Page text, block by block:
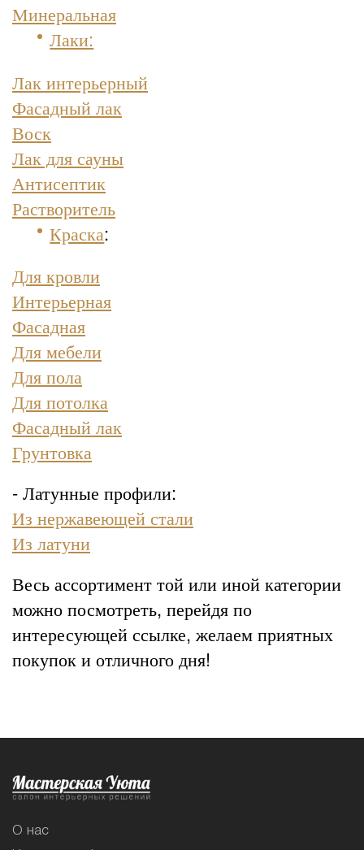
Минеральная
Лаки:
Лак интерьерный
Фасадный лак
Воск
Лак для сауны
Антисептик
Растворитель
Краска:
Для кровли
Интерьерная
Фасадная
Для мебели
Для пола
Для потолка
Фасадный лак
Грунтовка
- Латунные профили:
Из нержавеющей стали
Из латуни
Весь ассортимент той или иной категории
можно посмотреть, перейдя по
интересующей ссылке, желаем приятных
покупок и отличного дня!
О нас